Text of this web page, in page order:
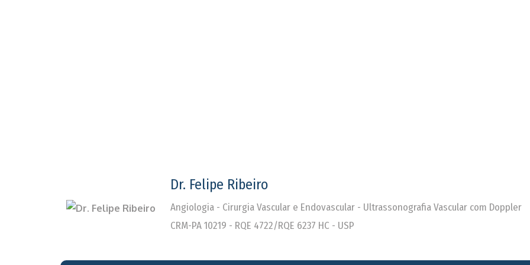
Dr. Felipe Ribeiro
Angiologia - Cirurgia Vascular e Endovascular - Ultrassonografia Vascular com Doppler
CRM-PA 10219 - RQE 4722/RQE 6237 HC - USP